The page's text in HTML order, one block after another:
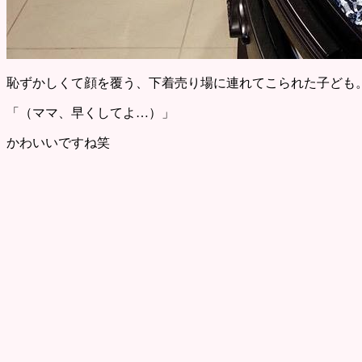
恥ずかしくて顔を覆う、下着売り場に連れてこられた子ども
「（ママ、早くしてよ…）」
かわいいですね笑